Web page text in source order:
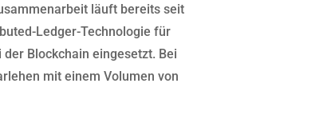
läuft bereits seit
Ledger-Technologie für
Blockchain eingesetzt. Bei
mit einem Volumen von